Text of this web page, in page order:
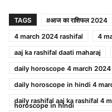
TAGS #आज का राशिफल 2024
4 march 2024 rashifal
4
aaj ka rashifal daati maharaj
daily horoscope 4 march
daily horoscope in hindi 4
daily rashifal aaj ka rashifal 4
horoscope in hindi